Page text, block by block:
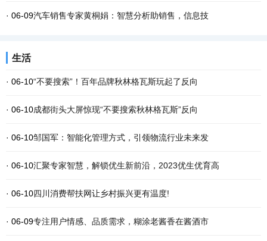
· 06-09汽车销售专家黄桐娟：智慧分析助销售，信息技
生活
· 06-10“不要搜索”！百年品牌秋林格瓦斯玩起了反向
· 06-10成都街头大屏惊现“不要搜索秋林格瓦斯”反向
· 06-10邹国军：智能化管理方式，引领物流行业未来发
· 06-10汇聚专家智慧，解锁优生新前沿，2023优生优育高
· 06-10四川消费帮扶网让乡村振兴更有温度!
· 06-09专注用户情感、品质需求，糊涂老酱香在酱酒市